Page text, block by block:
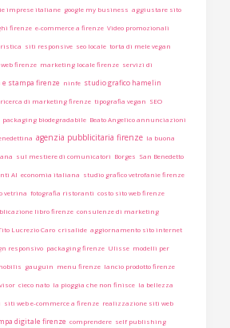
imprese italiane google my business aggiustare sito
firenze e-commerce a firenze Video promozionali
siti responsive seo locale torta di mele vegan
firenze marketing locale firenze servizi di
e stampa firenze ninfe studio grafico hamelin
ricerca di marketing firenze tipografia vegan SEO
packaging biodegradabile Beato Angelico annunciazioni
agenzia pubblicitaria firenze la buona
sul mestiere di comunicatori Borges San Benedetto
AI economia italiana studio grafico vetrofanie firenze
vetrina fotografia ristoranti costo sito web firenze
libro firenze consulenze di marketing
Lucrezio Caro crisalide aggiornamento sito internet
responsivo packaging firenze Ulisse modelli per
gauguin menu firenze lancio prodotto firenze
cieco nato la pioggia che non finisce la bellezza
siti web e-commerce a firenze realizzazione siti web
digitale firenze comprendere self publishing